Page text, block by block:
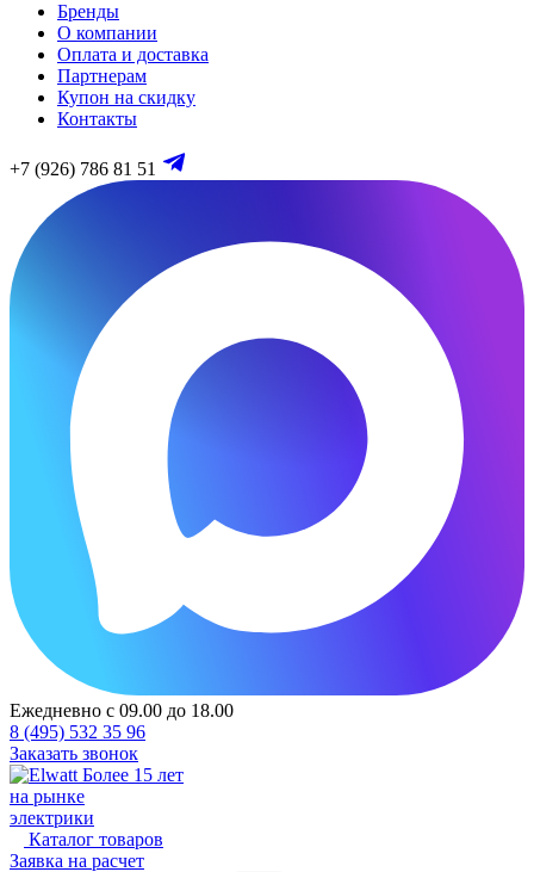
Бренды
О компании
Оплата и доставка
Партнерам
Купон на скидку
Контакты
+7 (926) 786 81 51
Ежедневно с 09.00 до 18.00
8 (495) 532 35 96
Заказать звонок
Более 15 лет
на рынке
электрики
Каталог товаров
Заявка на расчет